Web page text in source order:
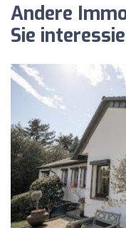
Andere
Sie